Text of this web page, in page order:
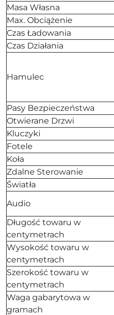
Masa Własna
Max. Obciążenie
Czas Ładowania
Czas Działania
Hamulec
Pasy Bezpieczeństwa
Otwierane Drzwi
Kluczyki
Fotele
Koła
Zdalne Sterowanie
Światła
Audio
Długość towaru w
centymetrach
Wysokość towaru w
centymetrach
Szerokość towaru w
centymetrach
Waga gabarytowa w
gramach